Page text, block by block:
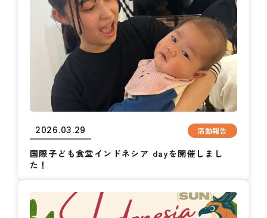
2026.03.29 活動報告
国際子ども食堂インドネシア dayを開催しまし
た！